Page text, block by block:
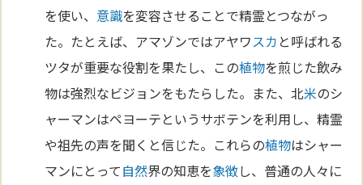
を使い、 意識を変容させることで精霊とつながっ
た。たとえば、アマゾンではアヤワスカ と呼ばれる
ツタが重要な役割を果たし、この植物を煎じた飲み
物は強烈なビジョンをもたらした。また、北米のシ
ャーマンはペヨーテというサボテンを利用し、精霊
や祖先の声を聞くと信じた。これらの植物はシャー
マンにとって自然界の知恵を象徴し、普通の人々に